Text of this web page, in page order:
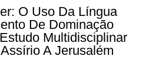
O Uso Da Língua
De Dominação
Multidisciplinar
A Jerusalém